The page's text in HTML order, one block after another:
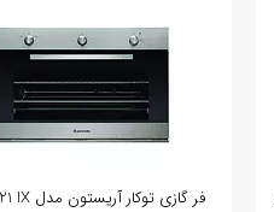
فر گازی توکار آریستون مدل MHG 21 IX